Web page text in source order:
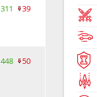
311 39
448 50